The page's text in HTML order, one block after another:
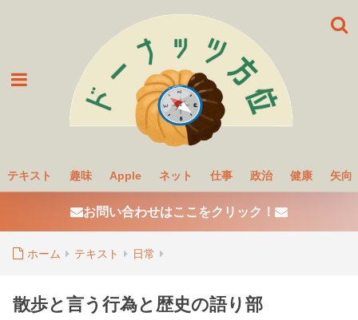
テキスト 趣味 Apple ネット 仕事 政治 健康 矢向
お問い合わせはここをクリック！
ホーム テキスト 日常
散歩と言う行為と歴史の語り部